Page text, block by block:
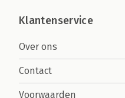
Klantenservice
Over ons
Contact
Voorwaarden